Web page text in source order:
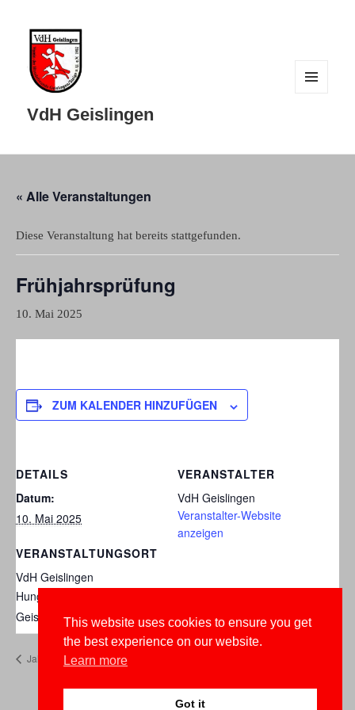
VdH Geislingen
« Alle Veranstaltungen
Diese Veranstaltung hat bereits stattgefunden.
Frühjahrsprüfung
10. Mai 2025
ZUM KALENDER HINZUFÜGEN
DETAILS
Datum:
10. Mai 2025
VERANSTALTUNGSORT
VdH Geislingen
Hungerberg
Geislingen an der Steige, Deutschland
VERANSTALTER
VdH Geislingen
Veranstalter-Website
anzeigen
Jahreshauptversammlung 2025
This website uses cookies to ensure you get
the best experience on our website.
Learn more
Got it